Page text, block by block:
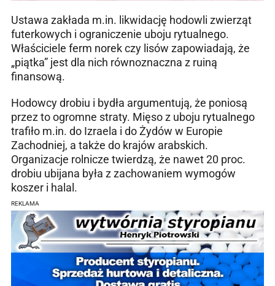
Ustawa zakłada m.in. likwidację hodowli zwierząt
futerkowych i ograniczenie uboju rytualnego.
Właściciele ferm norek czy lisów zapowiadają, że
„piątka” jest dla nich równoznaczna z ruiną
finansową.
Hodowcy drobiu i bydła argumentują, że poniosą
przez to ogromne straty. Mięso z uboju rytualnego
trafiło m.in. do Izraela i do Żydów w Europie
Zachodniej, a także do krajów arabskich.
Organizacje rolnicze twierdzą, że nawet 20 proc.
drobiu ubijana była z zachowaniem wymogów
koszer i halal.
REKLAMA